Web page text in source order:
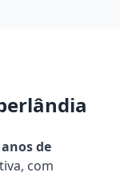
anos de
com